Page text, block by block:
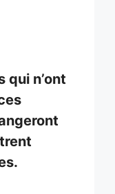
qui n’ont